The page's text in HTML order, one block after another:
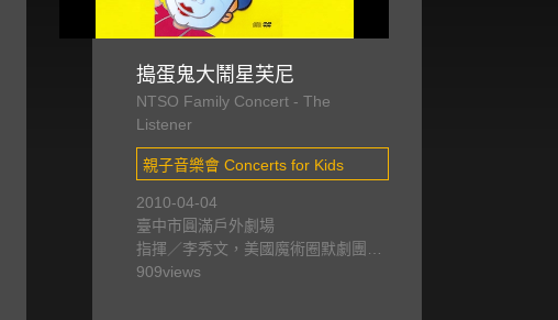
搗蛋鬼大鬧星芙尼
NTSO Family Concert - The
Listener
親子音樂會 Concerts for Kids
2010-04-04
臺中市圓滿戶外劇場
指揮／李秀文，美國魔術圈默劇團、
國立臺灣交響樂團
909views